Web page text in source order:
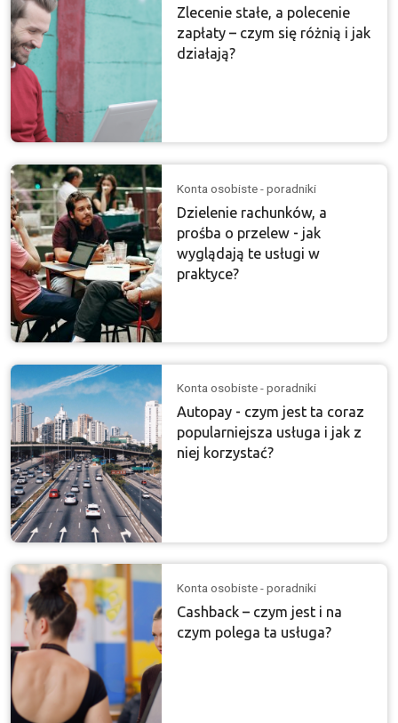
Zlecenie stałe, a polecenie
zapłaty – czym się różnią i jak
działają?
Konta osobiste - poradniki
Dzielenie rachunków, a
prośba o przelew - jak
wyglądają te usługi w
praktyce?
Konta osobiste - poradniki
Autopay - czym jest ta coraz
popularniejsza usługa i jak z
niej korzystać?
Konta osobiste - poradniki
Cashback – czym jest i na
czym polega ta usługa?